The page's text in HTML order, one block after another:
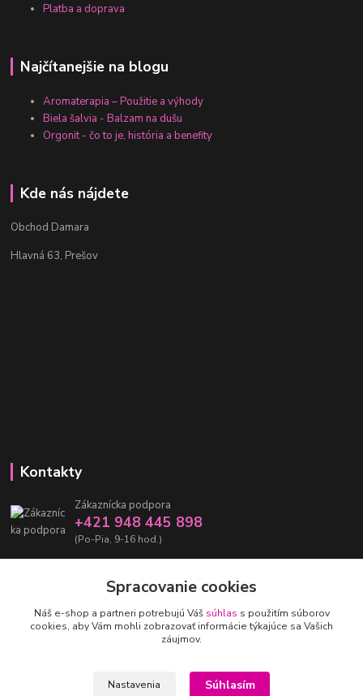
Platba a doprava
Najčítanejšie na blogu
Aromaterapia – Použitie a výhody
Biela šalvia - Balzam na dušu
Orgonit - čo to je, história a benefity
Kde nás nájdete
Obchod Damara
Hlavná 63, Prešov
Kontakty
Zákaznícka podpora
+421 948 445 898
(Po-Pia, 9-16 hod.)
Upravit sběr cookies.
Spracovanie cookies
Náš e-shop a partneri potrebujú Váš súhlas s použitím súborov
cookies, aby Vám mohli zobrazovať informácie týkajúce sa Vašich
záujmov.
Nastavenia Súhlasím